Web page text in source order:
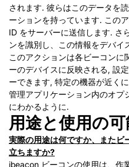
されます. 彼らはこのデータを
ーションを持っています. この
ID をサーバーに送信します. さ
ンを識別し、この情報をデバイ
このアクションは各ビーコン
ーのデバイスに反映される, 設
ーできます, 特定の機器が近く
管理アプリケーション内のオプ
にわかるように.
用途と使用の
実際の用途は何ですか、またビ
立ちますか?
ibeacon ビーコンの使用は、作